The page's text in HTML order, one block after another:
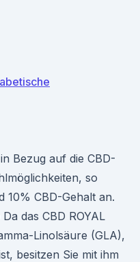
Bezug auf die CBD-
so
10% CBD-Gehalt an.
das CBD ROYAL
Linolsäure (GLA),
besitzen Sie mit ihm